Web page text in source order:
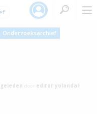
Onderzoeksarchief
geleden
editor yolandal